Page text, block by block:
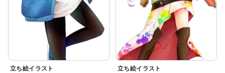
立ち絵イラスト 立ち絵イラスト